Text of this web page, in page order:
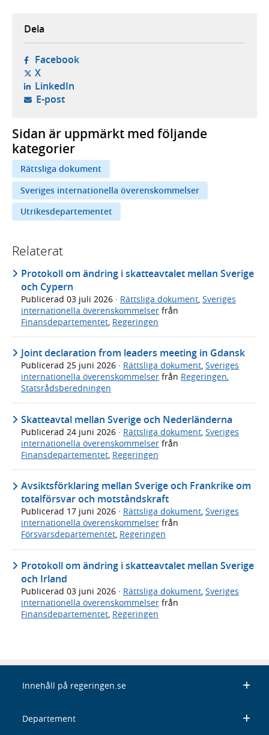
Dela
Facebook- öppnas i ny flik, extern webbplats,
X- öppnas i ny flik, extern webbplats,
LinkedIn- öppnas i ny flik, extern webbplats,
E-post- öppnar din e-postklient,
Sidan är uppmärkt med följande
kategorier
Rättsliga dokument
Sveriges internationella överenskommelser
Utrikesdepartementet
Relaterat
Protokoll om ändring i skatteavtalet mellan Sverige
och Cypern
Publicerad 03 juli 2026 · Rättsliga dokument Sveriges
internationella överenskommelser från
Finansdepartementet Regeringen
Joint declaration from leaders meeting in Gdansk
Publicerad 25 juni 2026 · Rättsliga dokument, Sveriges
internationella överenskommelser från Regeringen,
Statsrådsberedningen
Skatteavtal mellan Sverige och Nederländerna
Publicerad 24 juni 2026 · Rättsliga dokument, Sveriges
internationella överenskommelser från
Finansdepartementet, Regeringen
Avsiktsförklaring mellan Sverige och Frankrike om
totalförsvar och motståndskraft
Publicerad 17 juni 2026 · Rättsliga dokument, Sveriges
internationella överenskommelser från
Försvarsdepartementet, Regeringen
Protokoll om ändring i skatteavtalet mellan Sverige
och Irland
Publicerad 03 juni 2026 · Rättsliga dokument, Sveriges
internationella överenskommelser från
Finansdepartementet, Regeringen
Innehåll på regeringen.se
Departement